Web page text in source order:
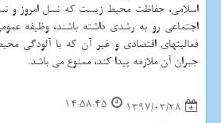
اسلامی، حفاظت محیط زیست كه نسل امروز و
اجتماعی رو به رشدی داشته باشند، وظیفه
فعالیتهای اقتصادی و غیر آن كه با آلودگی
جبران آن ملازمه پیدا كند، ممنوع می باشد.
1397/03/28
14:58:45